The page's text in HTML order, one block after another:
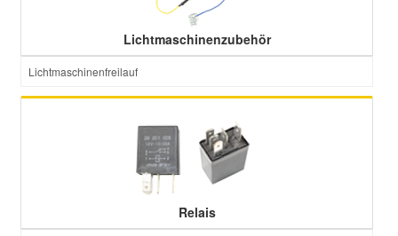
Lichtmaschinenzubehör
Lichtmaschinenfreilauf
Relais